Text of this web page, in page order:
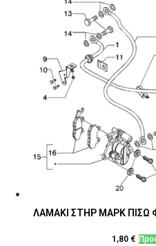
ΛΑΜΑΚΙ ΣΤΗΡ ΜΑΡΚ ΠΙΣΩ
1,80 €